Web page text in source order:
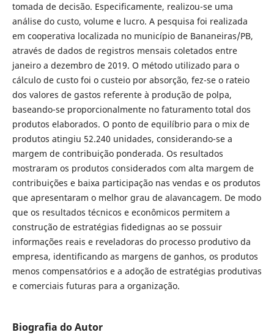
tomada de decisão. Especificamente, realizou-se uma
análise do custo, volume e lucro. A pesquisa foi realizada
em cooperativa localizada no município de Bananeiras/PB,
através de dados de registros mensais coletados entre
janeiro a dezembro de 2019. O método utilizado para o
cálculo de custo foi o custeio por absorção, fez-se o rateio
dos valores de gastos referente à produção de polpa,
baseando-se proporcionalmente no faturamento total dos
produtos elaborados. O ponto de equilíbrio para o mix de
produtos atingiu 52.240 unidades, considerando-se a
margem de contribuição ponderada. Os resultados
mostraram os produtos considerados com alta margem de
contribuições e baixa participação nas vendas e os produtos
que apresentaram o melhor grau de alavancagem. De modo
que os resultados técnicos e econômicos permitem a
construção de estratégias fidedignas ao se possuir
informações reais e reveladoras do processo produtivo da
empresa, identificando as margens de ganhos, os produtos
menos compensatórios e a adoção de estratégias produtivas
e comerciais futuras para a organização.
Biografia do Autor